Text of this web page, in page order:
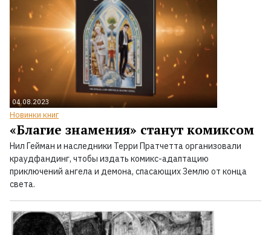
04.08.2023
Новинки книг
«Благие знамения» станут комиксом
Нил Гейман и наследники Терри Пратчетта организовали
краудфандинг, чтобы издать комикс-адаптацию
приключений ангела и демона, спасающих Землю от конца
света.